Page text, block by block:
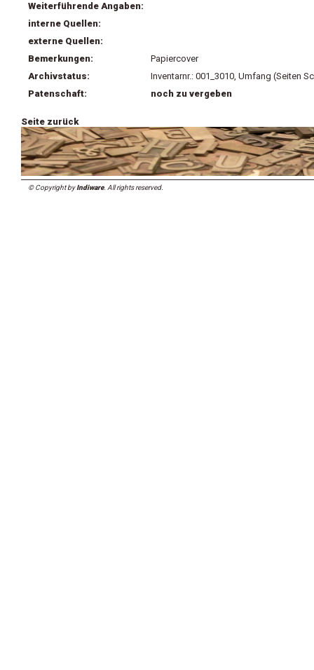
Weiterführende Angaben:
interne Quellen:
externe Quellen:
Bemerkungen:
Papiercover
Archivstatus:
Inventarnr.: 001_3010, Umfang (Seiten
Patenschaft:
noch zu vergeben
Seite zurück
© Copyright byIndiware. All rights reserved.